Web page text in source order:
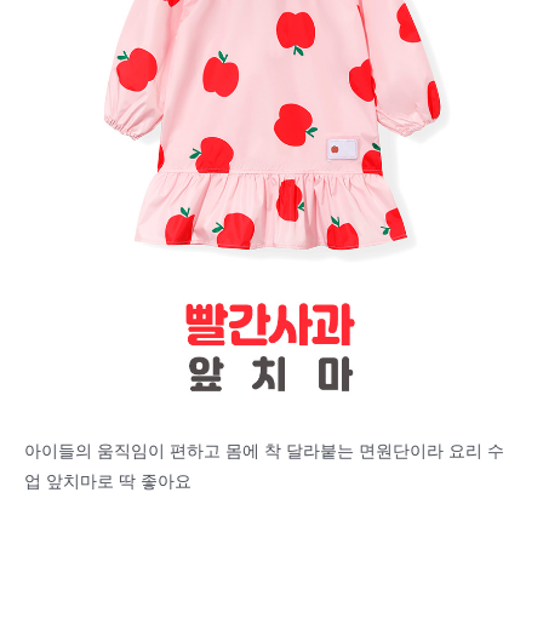
아이들의 움직임이 편하고 몸에 착 달라붙는 면원단이라 요리 수
업 앞치마로 딱 좋아요